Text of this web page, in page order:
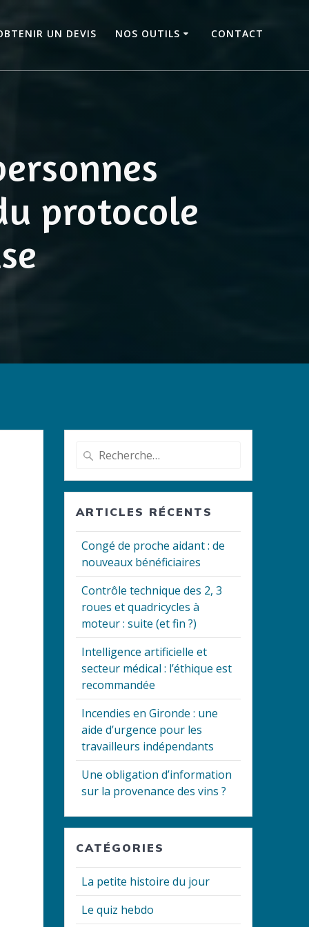
UN DEVIS NOS OUTILS CONTACT
protocole
Recherche
:
ARTICLES RÉCENTS
Congé de proche aidant : de
nouveaux bénéficiaires
Contrôle technique des 2, 3
roues et quadricycles à
moteur : suite (et fin ?)
Intelligence artificielle et
secteur médical : l’éthique est
recommandée
Incendies en Gironde : une
aide d’urgence pour les
travailleurs indépendants
Une obligation d’information
sur la provenance des vins ?
CATÉGORIES
La petite histoire du jour
Le quiz hebdo